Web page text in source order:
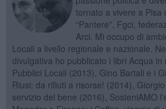
tornato a vivere a Pisa
“Pantere”, Fgci,
Arci. Mi occupo di
Locali a livello regionale e nazionale.
divulgativa ho pubblicato i libri Acqua
Pubblici Locali (2013), Gino Bartali e i
Riusi: da rifiuti a risorse! (2014),
servizio del bene (2016), SosteniAMO